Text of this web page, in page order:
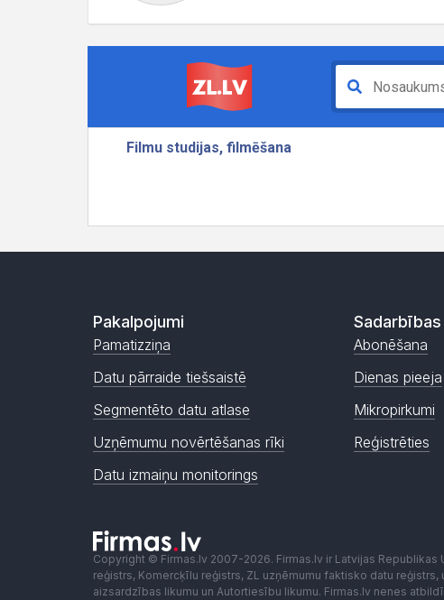
Pakalpojumi
Pamatizziņa
Datu pārraide tiešsaistē
Segmentēto datu atlase
Uzņēmumu novērtēšanas rīki
Datu izmaiņu monitorings
Abonēšana
Dienas pieeja
Mikropirkumi
Reģistrēties
Copyright © Firmas.lv 2007-2026. Firmas.lv ir Latvijas
reģistrs, Komercķīlu reģistrs, ZL uzņēmumu faktisko datu
aizsardzības likumu un Autortiesību likumu. Firmas.lv nenes